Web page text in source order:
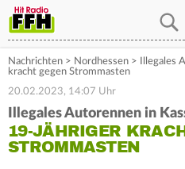
Nachrichten > Nordhessen >
Illegales
kracht gegen Strommasten
20.02.2023, 14:07 Uhr
Illegales Autorennen in
19-JÄHRIGER
STROMMASTEN